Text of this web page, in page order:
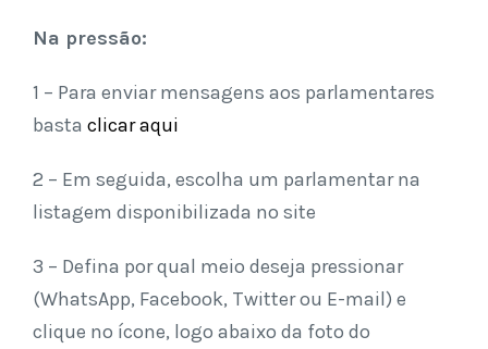
Na pressão:
1 – Para enviar mensagens aos parlamentares
basta clicar aqui
2 – Em seguida, escolha um parlamentar na
listagem disponibilizada no site
3 – Defina por qual meio deseja pressionar
(WhatsApp, Facebook, Twitter ou E-mail) e
clique no ícone, logo abaixo da foto do